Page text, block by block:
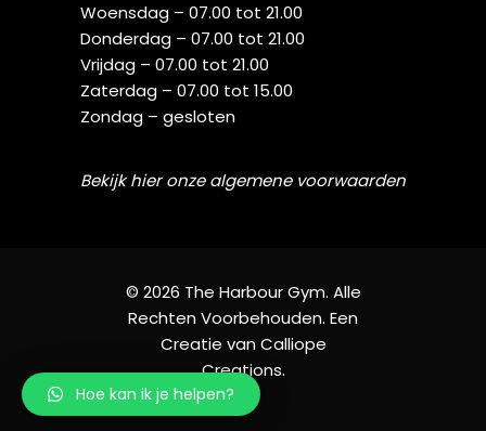
Woensdag – 07.00 tot 21.00
Donderdag – 07.00 tot 21.00
Vrijdag – 07.00 tot 21.00
Zaterdag – 07.00 tot 15.00
Zondag – gesloten
Bekijk hier onze algemene voorwaarden
© 2026 The Harbour Gym. Alle
Rechten Voorbehouden. Een
Creatie vanCalliope
Creations.
Hoe kan ik je helpen?